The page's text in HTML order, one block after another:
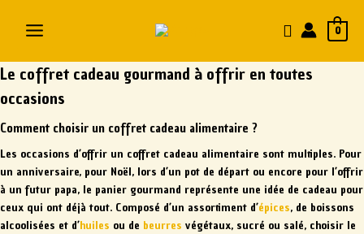
0
Le coffret cadeau gourmand à offrir en toutes
occasions
Comment choisir un coffret cadeau alimentaire ?
Les occasions d’offrir un coffret cadeau alimentaire sont multiples. Pour
un anniversaire, pour Noël, lors d’un pot de départ ou encore pour l’offrir
à un futur papa, le panier gourmand représente une idée de cadeau pour
ceux qui ont déjà tout. Composé d’un assortiment d’épices, de boissons
alcoolisées et d’huiles ou de beurres végétaux, sucré ou salé, choisir le